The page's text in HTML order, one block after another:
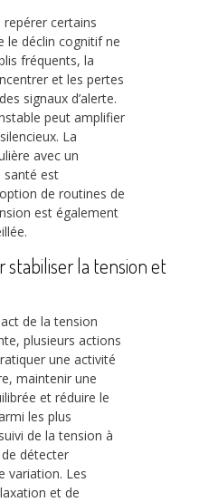
certains
le déclin cognitif ne
fréquents, la
et les pertes
signaux d’alerte.
peut amplifier
La
avec un
santé est
de routines de
est également
stabiliser la tension et
de la tension
plusieurs actions
une activité
maintenir une
et réduire le
les plus
de la tension à
détecter
variation. Les
et de